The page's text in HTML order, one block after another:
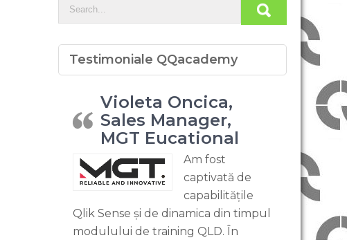
Testimoniale QQacademy
Violeta Oncica,
Sales Manager,
MGT Eucational
Am fost
captivată de
capabilitățile
Qlik Sense și de dinamica din timpul
modulului de training QLD. În